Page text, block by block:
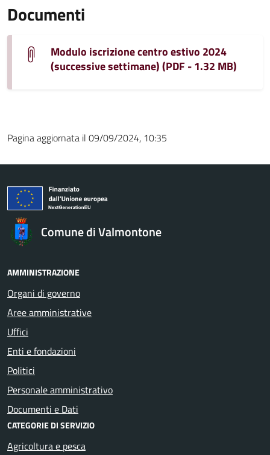
Documenti
Modulo iscrizione centro estivo 2024
(successive settimane) (PDF - 1.32 MB)
Pagina aggiornata il 09/09/2024, 10:35
Comune di Valmontone
AMMINISTRAZIONE
Organi di governo
Aree amministrative
Uffici
Enti e fondazioni
Politici
Personale amministrativo
Documenti e Dati
CATEGORIE DI SERVIZIO
Agricoltura e pesca